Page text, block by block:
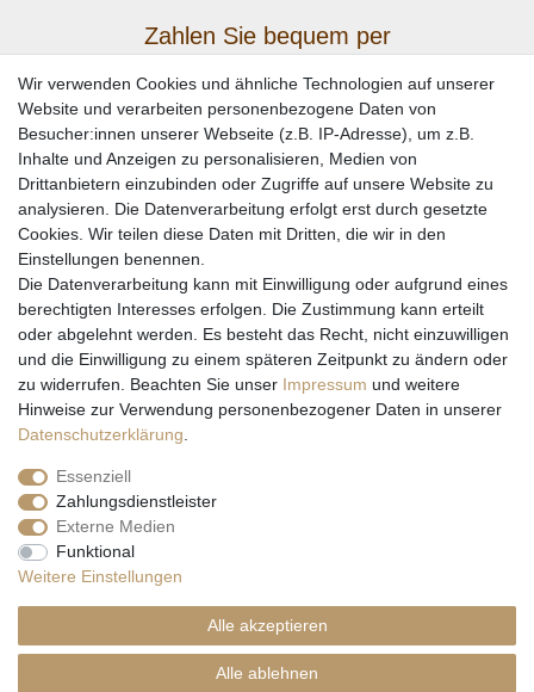
Zahlen Sie bequem per
Wir versenden mit
* Alle Preise inkl. gesetzl. Mehrwertsteuer zzgl. Versandkosten und ggf.
Nachnahmegebühren, wenn nicht anders beschrieben
Länder
hier
© Copyright 2026 Natur & Trendshop. Alle Rechte vorbehalten.
Wir verwenden Cookies und ähnliche Technologien auf unserer
Website und verarbeiten personenbezogene Daten von
Besucher:innen unserer Webseite (z.B. IP-Adresse), um z.B.
Inhalte und Anzeigen zu personalisieren, Medien von
Drittanbietern einzubinden oder Zugriffe auf unsere Website zu
analysieren. Die Datenverarbeitung erfolgt erst durch gesetzte
Cookies. Wir teilen diese Daten mit Dritten, die wir in den
Einstellungen benennen.
Die Datenverarbeitung kann mit Einwilligung oder aufgrund eines
berechtigten Interesses erfolgen. Die Zustimmung kann erteilt
oder abgelehnt werden. Es besteht das Recht, nicht einzuwilligen
und die Einwilligung zu einem späteren Zeitpunkt zu ändern oder
zu widerrufen. Beachten Sie unser Impressum und weitere
Hinweise zur Verwendung personenbezogener Daten in unserer
Daten­schutz­erklärung
Essenziell
Zahlungsdienstleister
Externe Medien
Funktional
Weitere Einstellungen
Alle akzeptieren
Alle ablehnen